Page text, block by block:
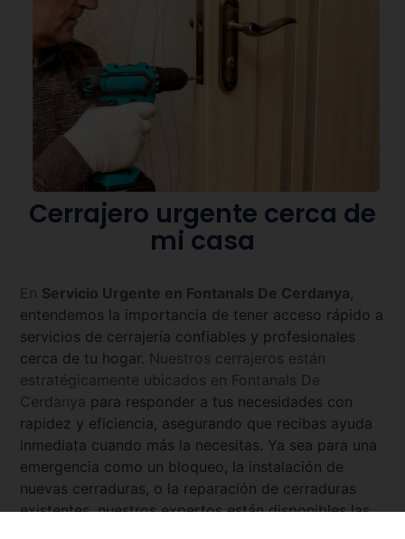
Cerrajero urgente cerca de
mi casa
En Servicio Urgente en Fontanals De Cerdanya
entendemos la importancia de tener acceso rápido a
servicios de cerrajería confiables y profesionales
cerca de tu hogar. Nuestros cerrajeros están
estratégicamente ubicados en Fontanals De
Cerdanya para responder a tus necesidades con
rapidez y eficiencia, asegurando que recibas ayuda
inmediata cuando más la necesitas. Ya sea para una
emergencia como un bloqueo, la instalación de
nuevas cerraduras, o la reparación de cerraduras
existentes, nuestros expertos están disponibles las